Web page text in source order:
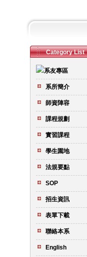
Category List
系所簡介
師資陣容
課程規劃
實習課程
學生園地
法規要點
SOP
招生資訊
表單下載
聯絡本系
English